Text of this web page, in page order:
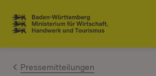
Zum Inhalt springen
Link zur Startseite
Pressemitteilungen